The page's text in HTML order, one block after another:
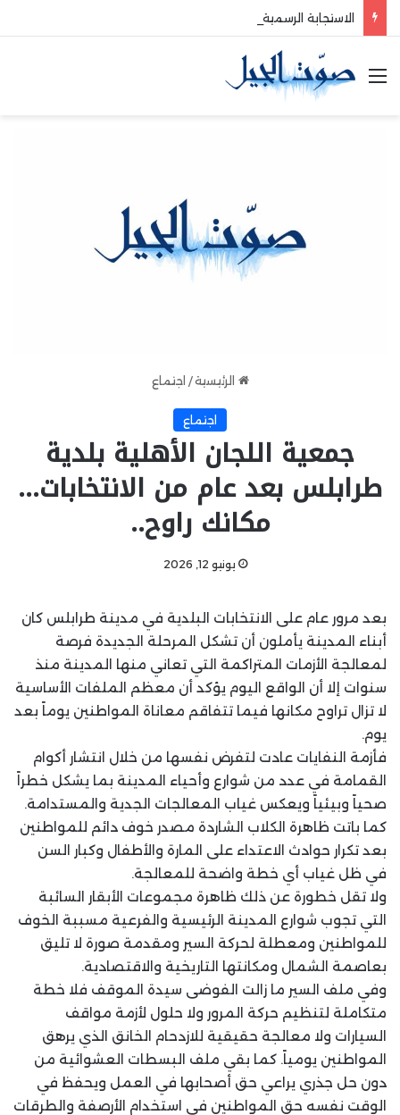
الاستجابة الرسمية لأزمة انهيار الأبنية في مدينة طرابلس
القائمة
الرئيسية / اجتماع
اجتماع
جمعية اللجان الأهلية بلدية
طرابلس بعد عام من الانتخابات…
مكانك راوح..
يونيو 12, 2026
بعد مرور عام على الانتخابات البلدية في مدينة طرابلس كان
أبناء المدينة يأملون أن تشكل المرحلة الجديدة فرصة
لمعالجة الأزمات المتراكمة التي تعاني منها المدينة منذ
سنوات إلا أن الواقع اليوم يؤكد أن معظم الملفات الأساسية
لا تزال تراوح مكانها فيما تتفاقم معاناة المواطنين يوماً بعد
يوم.
فأزمة النفايات عادت لتفرض نفسها من خلال انتشار أكوام
القمامة في عدد من شوارع وأحياء المدينة بما يشكل خطراً
صحياً وبيئياً ويعكس غياب المعالجات الجدية والمستدامة.
كما باتت ظاهرة الكلاب الشاردة مصدر خوف دائم للمواطنين
بعد تكرار حوادث الاعتداء على المارة والأطفال وكبار السن
في ظل غياب أي خطة واضحة للمعالجة.
ولا تقل خطورة عن ذلك ظاهرة مجموعات الأبقار السائبة
التي تجوب شوارع المدينة الرئيسية والفرعية مسببة الخوف
للمواطنين ومعطلة لحركة السير ومقدمة صورة لا تليق
بعاصمة الشمال ومكانتها التاريخية والاقتصادية.
وفي ملف السير ما زالت الفوضى سيدة الموقف فلا خطة
متكاملة لتنظيم حركة المرور ولا حلول لأزمة مواقف
السيارات ولا معالجة حقيقية للازدحام الخانق الذي يرهق
المواطنين يومياً. كما بقي ملف البسطات العشوائية من
دون حل جذري يراعي حق أصحابها في العمل ويحفظ في
الوقت نفسه حق المواطنين في استخدام الأرصفة والطرقات